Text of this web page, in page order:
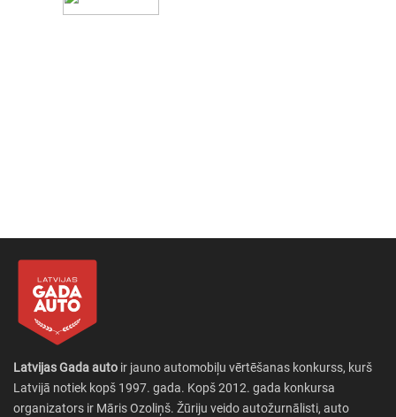
Latvijas Gada auto ir jauno automobiļu vērtēšanas konkurss, kurš
Latvijā notiek kopš 1997. gada. Kopš 2012. gada konkursa
organizators ir Māris Ozoliņš. Žūriju veido autožurnālisti, auto